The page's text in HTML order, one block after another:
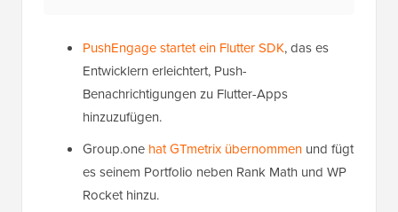
PushEngage startet ein Flutter SDK, das es
Entwicklern erleichtert, Push-
Benachrichtigungen zu Flutter-Apps
hinzuzufügen.
Group.one hat GTmetrix übernommen und fügt
es seinem Portfolio neben Rank Math und WP
Rocket hinzu.